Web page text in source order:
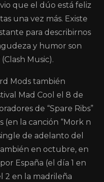
que el dúo está feliz
una vez más. Existe
para describirnos
y humor son
Music).
Mods también
Mad Cool el 8 de
de “Spare Ribs”
(en la canción “Mork n
de adelanto del
en octubre, en
España (el día 1 en
2 en la madrileña